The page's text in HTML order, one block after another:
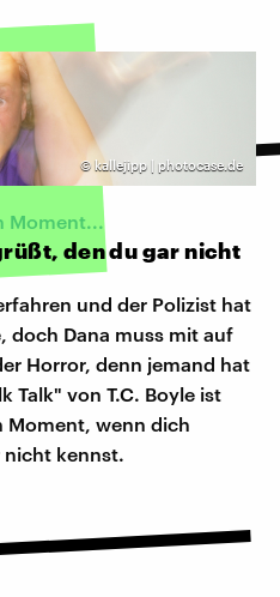
© kallejipp | photocase.de
Moment...
den du gar nicht
und der Polizist hat
doch Dana muss mit auf
Horror, denn jemand hat
Talk" von T.C. Boyle ist
Moment, wenn dich
nicht kennst.